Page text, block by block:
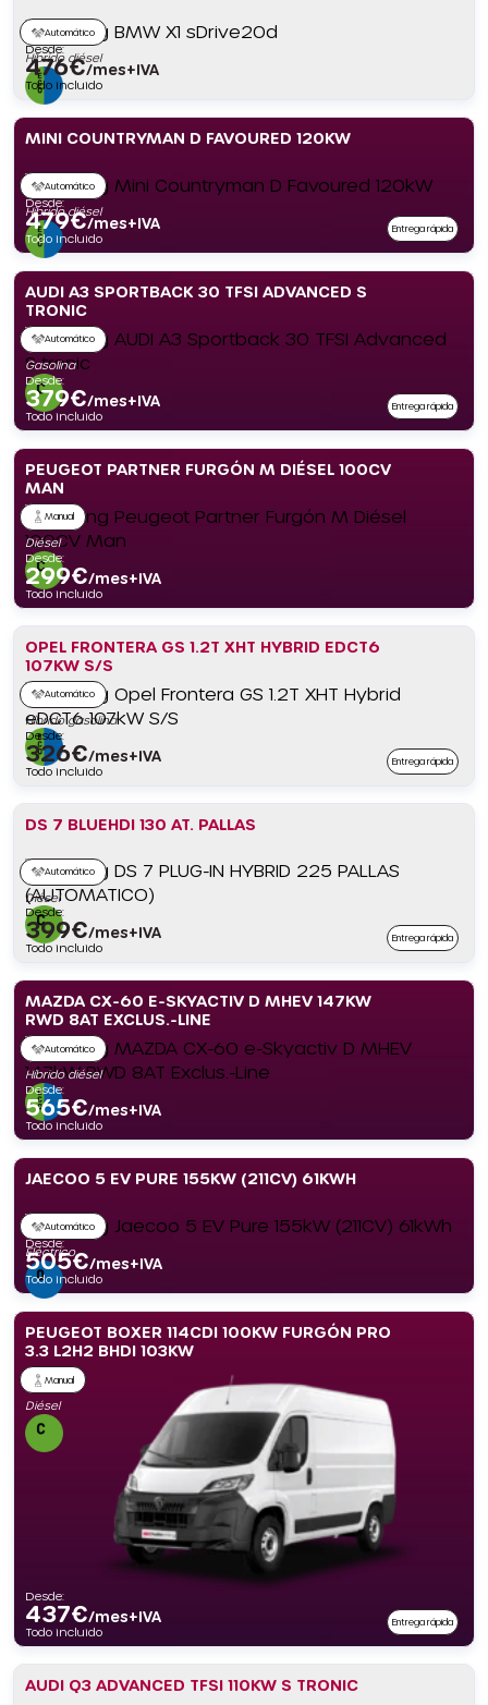
Automático
Híbrido diésel
Desde:
476€/mes+IVA
Todo incluido
MINI COUNTRYMAN D FAVOURED 120KW
Automático
Híbrido diésel
Desde:
479€/mes+IVA
Todo incluido
Entrega rápida
AUDI A3 SPORTBACK 30 TFSI ADVANCED S
TRONIC
Automático
Gasolina
Desde:
379€/mes+IVA
Todo incluido
Entrega rápida
PEUGEOT PARTNER FURGÓN M DIÉSEL 100CV
MAN
Manual
Diésel
Desde:
299€/mes+IVA
Todo incluido
OPEL FRONTERA GS 1.2T XHT HYBRID EDCT6
107KW S/S
Automático
Híbrido gasolina
Desde:
326€/mes+IVA
Todo incluido
Entrega rápida
DS 7 BLUEHDI 130 AT. PALLAS
Automático
Diésel
Desde:
399€/mes+IVA
Todo incluido
Entrega rápida
MAZDA CX-60 E-SKYACTIV D MHEV 147KW
RWD 8AT EXCLUS.-LINE
Automático
Híbrido diésel
Desde:
565€/mes+IVA
Todo incluido
JAECOO 5 EV PURE 155KW (211CV) 61KWH
Automático
Eléctrico
Desde:
505€/mes+IVA
Todo incluido
PEUGEOT BOXER 114CDI 100KW FURGÓN PRO
3.3 L2H2 BHDI 103KW
Manual
Diésel
Desde:
437€/mes+IVA
Todo incluido
Entrega rápida
AUDI Q3 ADVANCED TFSI 110KW S TRONIC